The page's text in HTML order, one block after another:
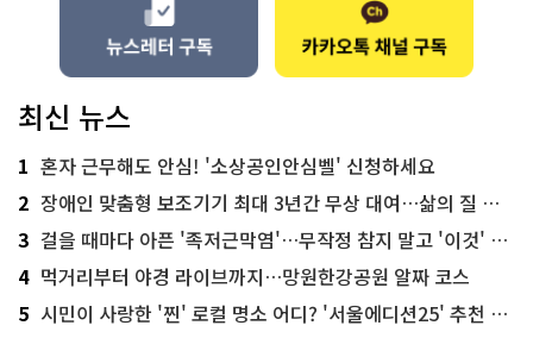
최신 뉴스
1 혼자 근무해도 안심! '소상공인안심벨' 신청하세요
2 장애인 맞춤형 보조기기 최대 3년간 무상 대여…삶의 질 높인다
3 걸을 때마다 아픈 '족저근막염'…무작정 참지 말고 '이것' 해보세요!
4 먹거리부터 야경 라이브까지…망원한강공원 알짜 코스
5 시민이 사랑한 '찐' 로컬 명소 어디? '서울에디션25' 추천 코스